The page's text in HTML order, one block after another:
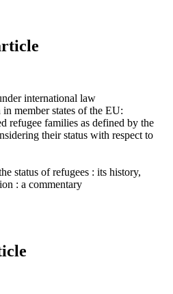
international law
member states of the EU:
refugee families as defined by the
their status with respect to
status of refugees : its history,
: a commentary